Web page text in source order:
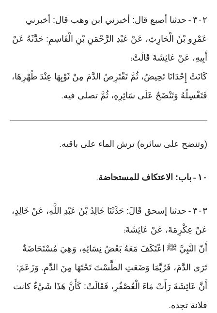
٣٠٢ - حدثنا أصبع قال: أخبرني ابن وهب قال: أخبرني
عَمْرِو بْنُ الْحَارِثِ، عَنْ عَبْدِ الرَّحْمَنِ بْنِ الْقَاسِمِ: حَدَّثَهُ عَنْ
أَبِيهِ، عَنْ عَائِشَةَ قَالَتْ:
كَانَتْ إِحْدَانَا تَحِيضُ، ثُمَّ تَقْتَرِصُ الدَّمَ مِنْ ثَوْبِهَا عِنْدَ طُهْرِهَا،
فَتَغْسِلُهُ وَتَنْضَحُ عَلَى سَائِرِهِ، ثُمَّ تصلي فيه.
(وتنضح على سائره) ترش الماء على باقيه.
١٠ - باب: الاعتكاف للمستحاضة.
٣٠٣ - حدثنا إسحق قَالَ: حَدَّثَنَا خَالِدُ بْنُ عَبْدِ اللَّهِ، عَنْ خَالِدٍ،
عَنْ عِكْرِمَةَ، عَنْ عَائِشَةَ:
أَنّ النَّبِيَّ ﷺ اعْتَكَفَ مَعَهُ بَعْضُ نِسَائِهِ، وَهِيَ مُسْتَحَاضَةٌ
تَرَى الدَّمَ، فَرُبَّمَا وَضَعَتِ الطَّسْتَ تَحْتَهَا مِنَ الدَّمِ. وَزَعَمَ:
أَنَّ عَائِشَةَ رَأَتْ مَاءَ الْعُصْفُرِ، فَقَالَتْ: كَأَنَّ هَذَا شَيْءٌ كانت
فلانة تجده.